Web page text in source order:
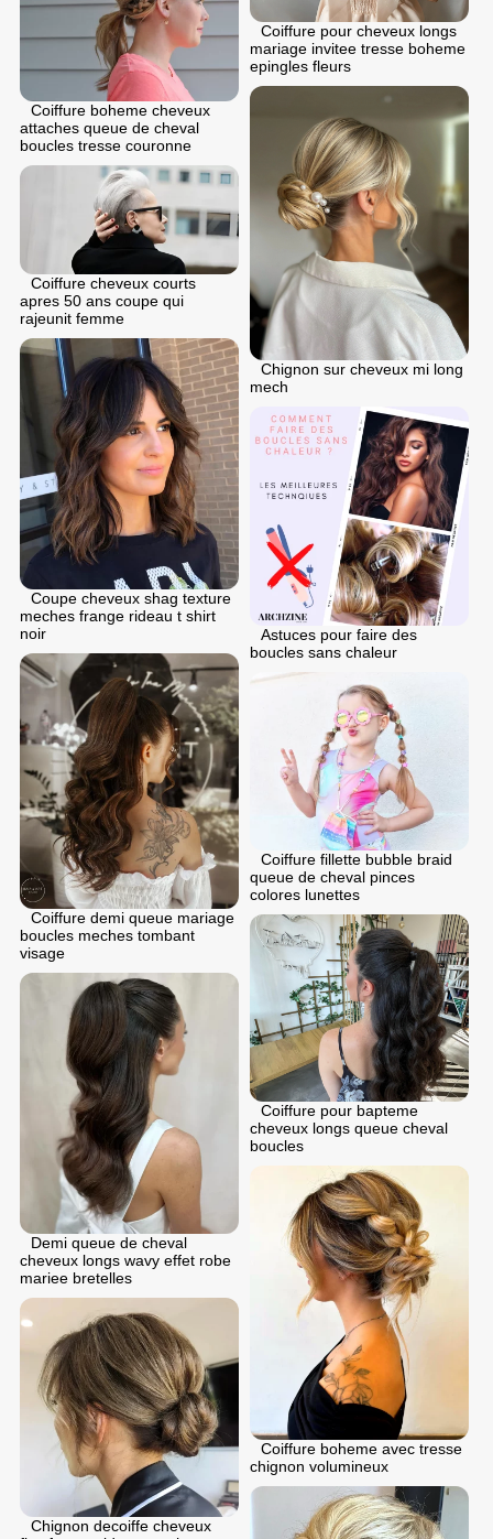
Coiffure pour cheveux longs
mariage invitee tresse boheme
epingles fleurs
Coiffure boheme cheveux
attaches queue de cheval
boucles tresse couronne
Chignon sur cheveux mi long
mech
Coiffure cheveux courts
apres 50 ans coupe qui
rajeunit femme
Coupe cheveux shag texture
meches frange rideau t shirt
noir
Astuces pour faire des
boucles sans chaleur
Coiffure demi queue mariage
boucles meches tombant
visage
Coiffure fillette bubble braid
queue de cheval pinces
colores lunettes
Coiffure pour bapteme
cheveux longs queue cheval
boucles
Demi queue de cheval
cheveux longs wavy effet robe
mariee bretelles
Coiffure boheme avec tresse
chignon volumineux
Chignon dеcoiffе cheveux